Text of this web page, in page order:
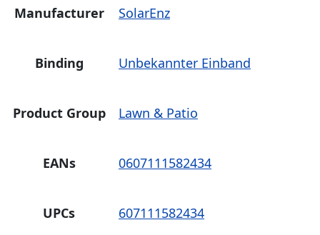
Manufacturer SolarEnz
Binding Unbekannter Einband
Product Group Lawn & Patio
EANs 0607111582434
UPCs 607111582434